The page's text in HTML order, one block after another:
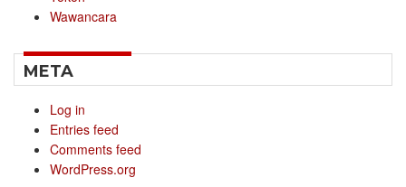
Wawancara
META
Log in
Entries feed
Comments feed
WordPress.org